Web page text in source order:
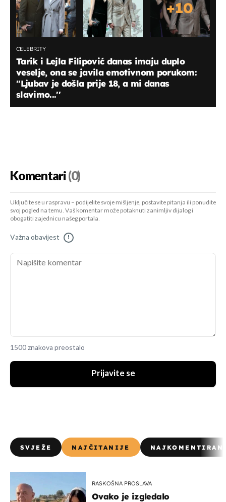
+10
CELEBRITY
Tarik i Lejla Filipović danas imaju duplo
veselje, ona se javila emotivnom porukom:
''Ljubav je došla prije 18, a mi danas
slavimo...''
Komentari(0)
Uključite se u raspravu – podijelite svoje mišljenje, postavite pitanja ili ponudite
svoj pogled na temu. Vaš komentar može potaknuti zanimljiv dijalog i
obogatiti zajednicu našeg portala.
Važna obavijest !
1500 znakova preostalo
Prijavite se
SVJEŽE NAJČITANIJE
RASKOŠNA PROSLAVA
Ovako je izgledalo